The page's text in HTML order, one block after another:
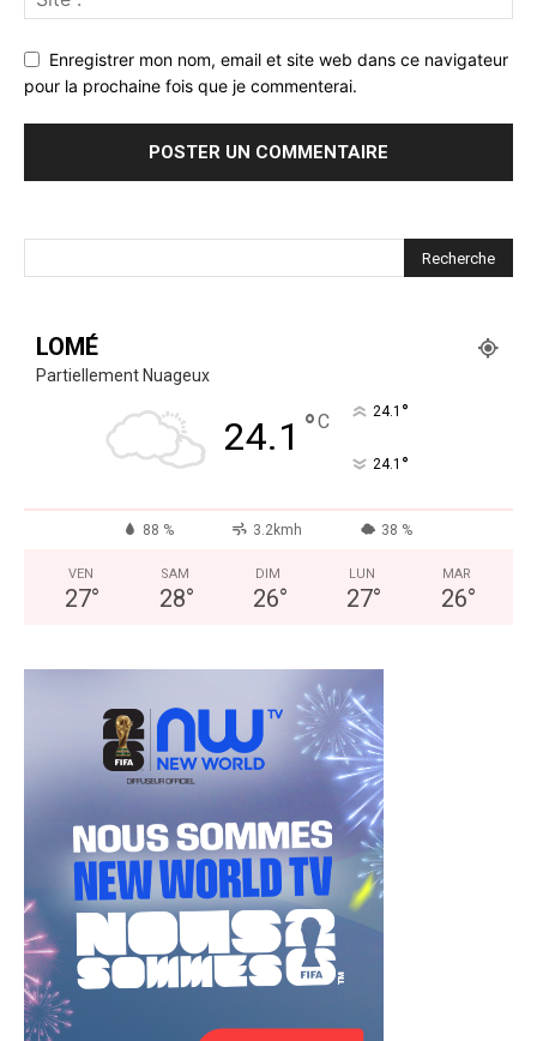
Enregistrer mon nom, email et site web dans ce navigateur
pour la prochaine fois que je commenterai.
LOMÉ
Partiellement Nuageux
24.1 °C 24.1 °
24.1 °
88 % 3.2kmh 38 %
VEN
27°
SAM
28°
DIM
26°
LUN
27°
MAR
26°